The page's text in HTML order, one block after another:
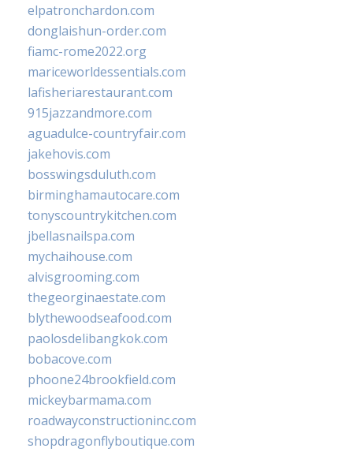
elpatronchardon.com
donglaishun-order.com
fiamc-rome2022.org
mariceworldessentials.com
lafisheriarestaurant.com
915jazzandmore.com
aguadulce-countryfair.com
jakehovis.com
bosswingsduluth.com
birminghamautocare.com
tonyscountrykitchen.com
jbellasnailspa.com
mychaihouse.com
alvisgrooming.com
thegeorginaestate.com
blythewoodseafood.com
paolosdelibangkok.com
bobacove.com
phoone24brookfield.com
mickeybarmama.com
roadwayconstructioninc.com
shopdragonflyboutique.com